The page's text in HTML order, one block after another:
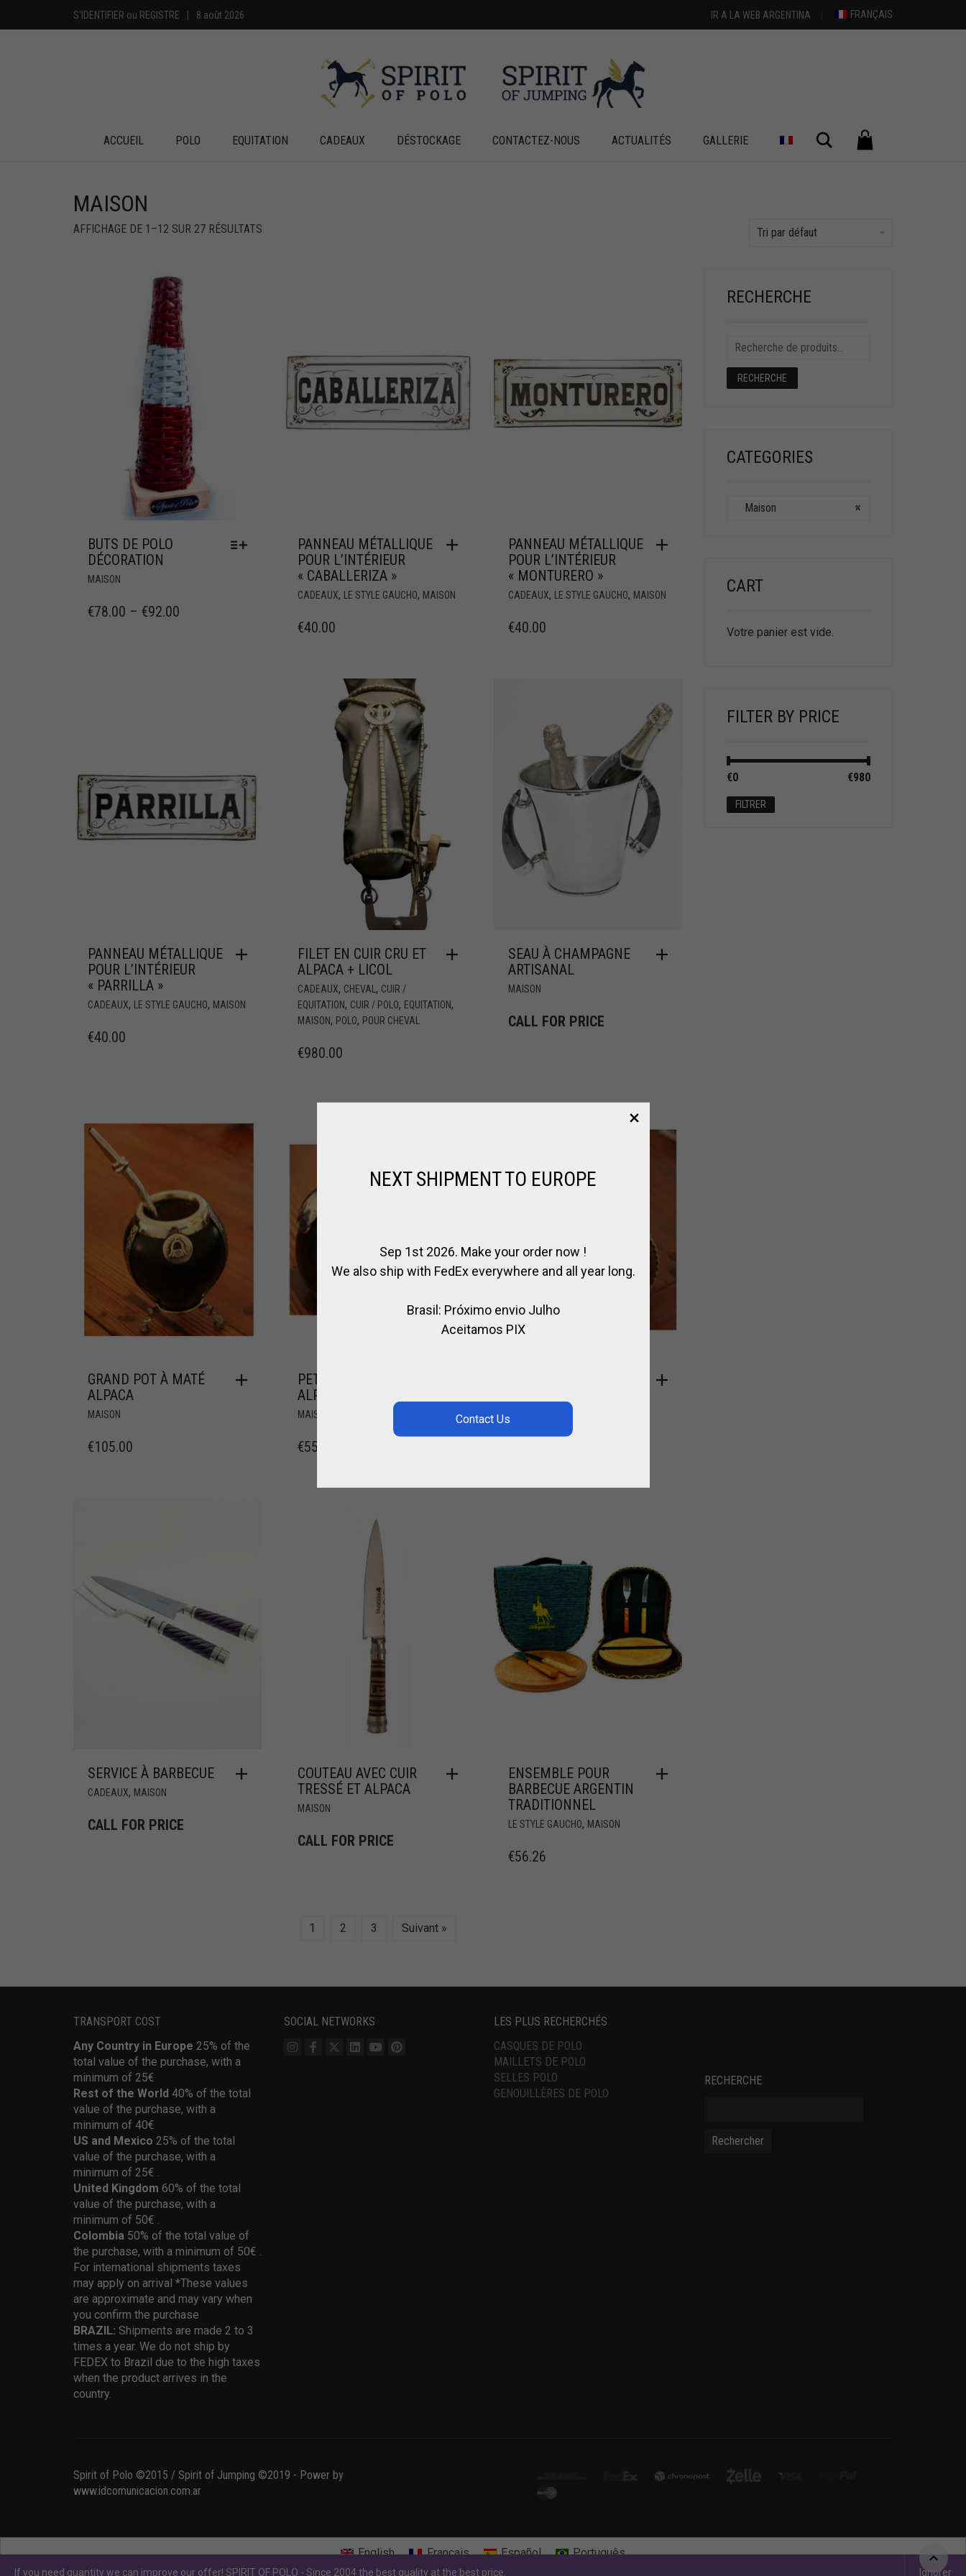
S'IDENTIFIER ou REGISTRE | 8 août 2026 IR A LA WEB ARGENTINA FRANÇAIS
ACCUEIL POLO EQUITATION CADEAUX DÉSTOCKAGE CONTACTEZ-NOUS ACTUALITÉS GALLERIE Chercher
MAISON
AFFICHAGE DE 1–12 SUR 27 RÉSULTATS Tri par défaut
BUTS DE POLO
DÉCORATION
MAISON
€78.00 – €92.00
PANNEAU MÉTALLIQUE
POUR L’INTÉRIEUR
« CABALLERIZA »
CADEAUX, LE STYLE GAUCHO, MAISON
€40.00
PANNEAU MÉTALLIQUE
POUR L’INTÉRIEUR
« MONTURERO »
CADEAUX, LE STYLE GAUCHO, MAISON
€40.00
PANNEAU MÉTALLIQUE
POUR L’INTÉRIEUR
« PARRILLA »
CADEAUX, LE STYLE GAUCHO, MAISON
€40.00
FILET EN CUIR CRU ET
ALPACA + LICOL
CADEAUX, CHEVAL, CUIR /
EQUITATION, CUIR / POLO, EQUITATION,
MAISON, POLO, POUR CHEVAL
€980.00
SEAU À CHAMPAGNE
ARTISANAL
MAISON
CALL FOR PRICE
GRAND POT À MATÉ
ALPACA
MAISON
€105.00
PETIT POT À MATÉ
ALPACA
MAISON
€55.00
MAISON
SERVICE À BARBECUE
CADEAUX, MAISON
CALL FOR PRICE
COUTEAU AVEC CUIR
TRESSÉ ET ALPACA
MAISON
CALL FOR PRICE
ENSEMBLE POUR
BARBECUE ARGENTIN
TRADITIONNEL
LE STYLE GAUCHO, MAISON
€56.26
1 2 3 Suivant »
RECHERCHE
RECHERCHE
CATEGORIES
×
Maison
CART
Votre panier est vide.
FILTER BY PRICE
Prix
Prix
FILTRER
Prix :
€0 €980
TRANSPORT COST
Any Country in Europe 25% of the
total value of the purchase, with a
minimum of 25€
Rest of the World 40% of the total
value of the purchase, with a
minimum of 40€
US and Mexico 25% of the total
value of the purchase, with a
minimum of 25€ .
United Kingdom 60% of the total
value of the purchase, with a
minimum of 50€ .
Colombia 50% of the total value of
the purchase, with a minimum of 50€ .
For international shipments taxes
may apply on arrival *These values
are approximate and may vary when
you confirm the purchase
BRAZIL: Shipments are made 2 to 3
times a year. We do not ship by
FEDEX to Brazil due to the high taxes
when the product arrives in the
country.
SOCIAL NETWORKS
LES PLUS RECHERCHÉS
CASQUES DE POLO
MAILLETS DE POLO
SELLES POLO
GENOUILLÈRES DE POLO
RECHERCHE
Spirit of Polo ©2015 / Spirit of Jumping ©2019 - Power by
www.idcomunicacion.com.ar
If you need quantity we can improve our offer! SPIRIT OF POLO - Since 2004 the best quality at the best price. Ignorer
NEXT SHIPMENT TO EUROPE
Sep 1st 2026. Make your order now !
We also ship with FedEx everywhere and all year long.
Brasil: Próximo envio Julho
Aceitamos PIX
English Français Español Português